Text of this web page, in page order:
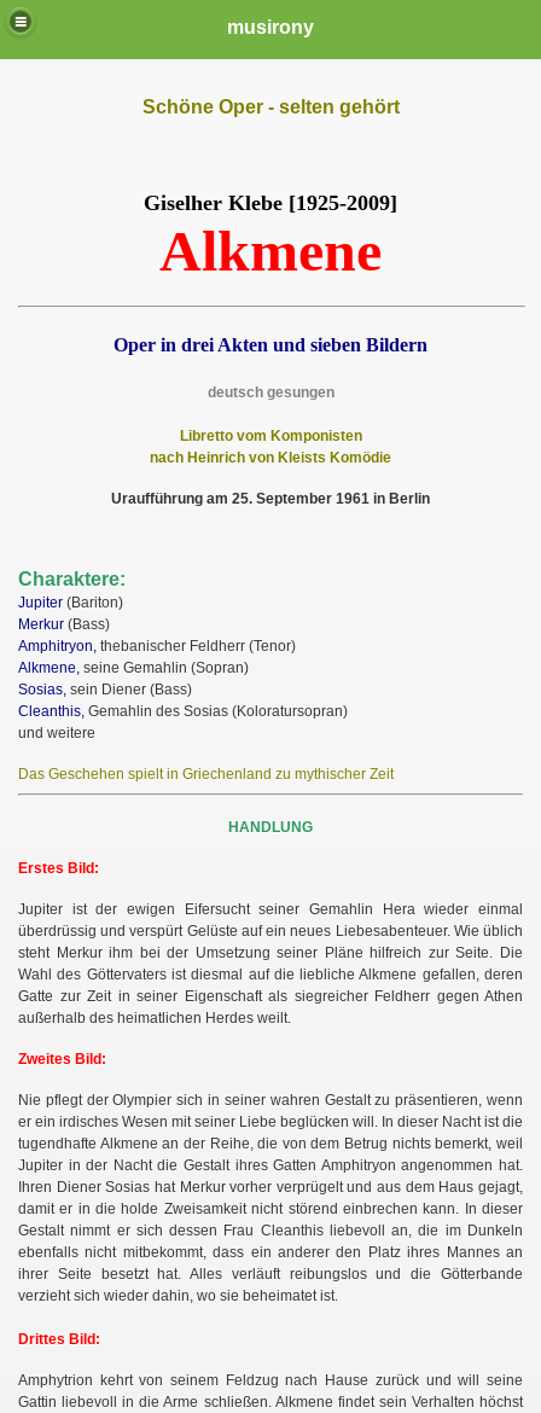
musirony
Schöne Oper - selten gehört
Giselher Klebe [1925-2009]
Alkmene
Oper in drei Akten und sieben Bildern
deutsch gesungen
Libretto vom Komponisten
nach Heinrich von Kleists Komödie
Uraufführung am 25. September 1961 in Berlin
Charaktere:
Jupiter (Bariton)
Merkur (Bass)
Amphitryon, thebanischer Feldherr (Tenor)
Alkmene, seine Gemahlin (Sopran)
Sosias, sein Diener (Bass)
Cleanthis, Gemahlin des Sosias (Koloratursopran)
und weitere
Das Geschehen spielt in Griechenland zu mythischer Zeit
HANDLUNG
Erstes Bild:
Jupiter ist der ewigen Eifersucht seiner Gemahlin Hera wieder einmal
überdrüssig und verspürt Gelüste auf ein neues Liebesabenteuer. Wie üblich
steht Merkur ihm bei der Umsetzung seiner Pläne hilfreich zur Seite. Die
Wahl des Göttervaters ist diesmal auf die liebliche Alkmene gefallen, deren
Gatte zur Zeit in seiner Eigenschaft als siegreicher Feldherr gegen Athen
außerhalb des heimatlichen Herdes weilt.
Zweites Bild:
Nie pflegt der Olympier sich in seiner wahren Gestalt zu präsentieren, wenn
er ein irdisches Wesen mit seiner Liebe beglücken will. In dieser Nacht ist die
tugendhafte Alkmene an der Reihe, die von dem Betrug nichts bemerkt, weil
Jupiter in der Nacht die Gestalt ihres Gatten Amphitryon angenommen hat.
Ihren Diener Sosias hat Merkur vorher verprügelt und aus dem Haus gejagt,
damit er in die holde Zweisamkeit nicht störend einbrechen kann. In dieser
Gestalt nimmt er sich dessen Frau Cleanthis liebevoll an, die im Dunkeln
ebenfalls nicht mitbekommt, dass ein anderer den Platz ihres Mannes an
ihrer Seite besetzt hat. Alles verläuft reibungslos und die Götterbande
verzieht sich wieder dahin, wo sie beheimatet ist.
Drittes Bild:
Amphytrion kehrt von seinem Feldzug nach Hause zurück und will seine
Gattin liebevoll in die Arme schließen. Alkmene findet sein Verhalten höchst